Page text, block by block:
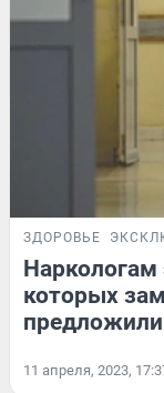
ЗДОРОВЬЕ
которых
11 апреля, 2023,